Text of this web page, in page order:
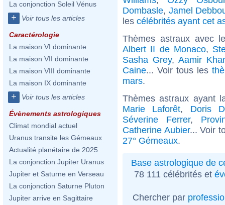
La conjonction Soleil Vénus
+ Voir tous les articles
Caractérologie
La maison VI dominante
La maison VII dominante
La maison VIII dominante
La maison IX dominante
+ Voir tous les articles
Évènements astrologiques
Climat mondial actuel
Uranus transite les Gémeaux
Actualité planétaire de 2025
La conjonction Jupiter Uranus
Jupiter et Saturne en Verseau
La conjonction Saturne Pluton
Jupiter arrive en Sagittaire
Dombasle, Jamel
les célébrités ayant cet
Thèmes astraux avec
Albert II de Monaco,
Sasha Grey, Aamir
Caine... Voir tous les
mars.
Thèmes astraux ayant
Marie Laforêt, Doris
Séverine Ferrer,
Catherine Aubier... Voir
27° Gémeaux.
Base astrologique de
78 111 célébrités et
Chercher par